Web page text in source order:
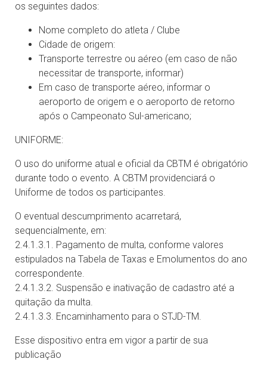
os seguintes dados:
Nome completo do atleta / Clube
Cidade de origem:
Transporte terrestre ou aéreo (em caso de não
necessitar de transporte, informar)
Em caso de transporte aéreo, informar o
aeroporto de origem e o aeroporto de retorno
após o Campeonato Sul-americano;
UNIFORME:
O uso do uniforme atual e oficial da CBTM é obrigatório
durante todo o evento. A CBTM providenciará o
Uniforme de todos os participantes.
O eventual descumprimento acarretará,
sequencialmente, em:
2.4.1.3.1. Pagamento de multa, conforme valores
estipulados na Tabela de Taxas e Emolumentos do ano
correspondente.
2.4.1.3.2. Suspensão e inativação de cadastro até a
quitação da multa.
2.4.1.3.3. Encaminhamento para o STJD-TM.
Esse dispositivo entra em vigor a partir de sua
publicação